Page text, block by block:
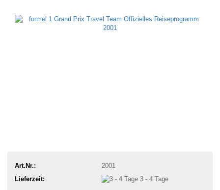
Art.Nr.:
2001
Lieferzeit:
3 - 4 Tage